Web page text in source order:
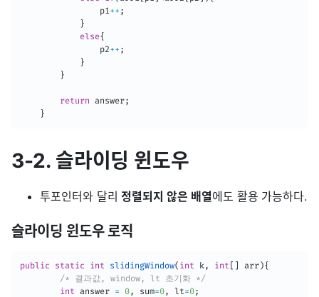
                p1
++ ;
}
else{
                p2
++ ;
}
}
return answer;
}
3-2. 슬라이딩 윈도우
투포인터와 달리정렬되지 않은 배열에도 활용 가능하다.
슬라이딩 윈도우 로직
public static int slidingWindow( int k , int [ ] arr){
/* 결과값, window, lt 초기화 */
int answer = 0, sum=0, lt=0;